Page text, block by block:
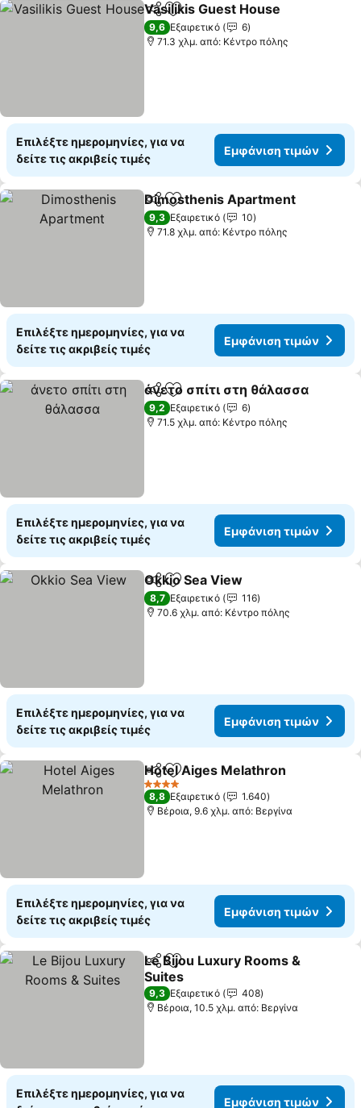
Κοινοποίηση
Προσθήκη στα αγαπημένα
Vasilikis Guest House
9,6 Εξαιρετικό
6
71.3 χλμ. από: Κέντρο πόλης
Επιλέξτε ημερομηνίες, για να
δείτε τις ακριβείς τιμές
Εμφάνιση τιμών
Κοινοποίηση
Προσθήκη στα αγαπημένα
Dimosthenis Apartment
9,3 Εξαιρετικό
10
71.8 χλμ. από: Κέντρο πόλης
Επιλέξτε ημερομηνίες, για να
δείτε τις ακριβείς τιμές
Εμφάνιση τιμών
Κοινοποίηση
Προσθήκη στα αγαπημένα
άνετο σπίτι στη θάλασσα
9,2 Εξαιρετικό
6
71.5 χλμ. από: Κέντρο πόλης
Επιλέξτε ημερομηνίες, για να
δείτε τις ακριβείς τιμές
Εμφάνιση τιμών
Κοινοποίηση
Προσθήκη στα αγαπημένα
Okkio Sea View
8,7 Εξαιρετικό
116
70.6 χλμ. από: Κέντρο πόλης
Επιλέξτε ημερομηνίες, για να
δείτε τις ακριβείς τιμές
Εμφάνιση τιμών
Κοινοποίηση
Προσθήκη στα αγαπημένα
Hotel Aiges Melathron
4 Αστέρια
8,8 Εξαιρετικό
1.640
Βέροια, 9.6 χλμ. από: Βεργίνα
Επιλέξτε ημερομηνίες, για να
δείτε τις ακριβείς τιμές
Εμφάνιση τιμών
Κοινοποίηση
Προσθήκη στα αγαπημένα
Le Bijou Luxury Rooms &
Suites
9,3 Εξαιρετικό
408
Βέροια, 10.5 χλμ. από: Βεργίνα
Επιλέξτε ημερομηνίες, για να
Εμφάνιση τιμών